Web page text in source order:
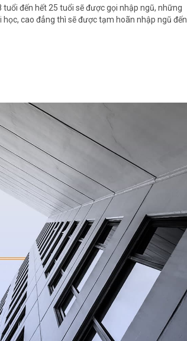
tuổi đến hết 25 tuổi sẽ được gọi nhập ngũ, những
học, cao đẳng thì sẽ được tạm hoãn nhập ngũ đến